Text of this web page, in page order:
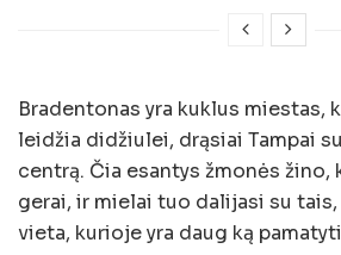
Bradentonas yra kuklus miestas,
leidžia didžiulei, drąsiai Tampai
centrą. Čia esantys žmonės žino,
gerai, ir mielai tuo dalijasi su
vieta, kurioje yra daug ką